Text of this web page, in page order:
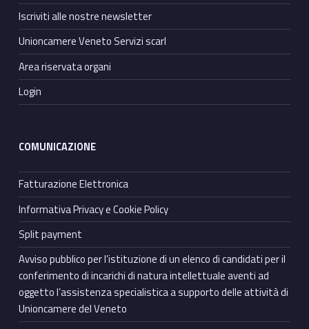
Iscriviti alle nostre newsletter
Unioncamere Veneto Servizi scarl
Area riservata organi
Login
COMUNICAZIONE
Fatturazione Elettronica
Informativa Privacy e Cookie Policy
Split payment
Avviso pubblico per l’istituzione di un elenco di candidati per il
conferimento di incarichi di natura intellettuale aventi ad
oggetto l’assistenza specialistica a supporto delle attività di
Unioncamere del Veneto